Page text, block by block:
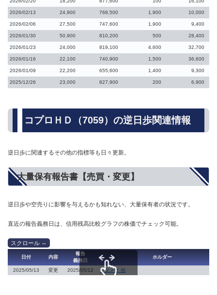
2026/02/13 24,900 768,500 1,900 10,000
2026/02/06 27,500 747,600 1,900 9,400
2026/01/30 50,900 810,200 500 28,400
2026/01/23 24,000 819,100 4,600 32,700
2026/01/16 22,100 740,900 1,500 36,600
2026/01/09 22,200 655,600 1,400 9,300
2025/12/26 23,000 827,900 200 6,900
コプロＨＤ（7059）の逆日歩関連情報
逆日歩に関連するその他の指標等も日々更新。
大量保有報告書【売買・変更】
逆日歩や空売りに影響を与えるかも知れない、大量保有者の状況です。
直近の報告義務日は、信用残高比較グラフの株価でチェック可能。
日付 内容
報告
義務日
ホルダー
2025/05/13 変更 2025/05/12 リタメコ 他